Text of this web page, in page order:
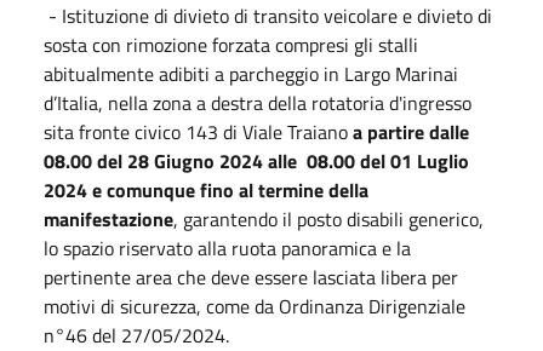
- Istituzione di divieto di transito veicolare e divieto di
sosta con rimozione forzata compresi gli stalli
abitualmente adibiti a parcheggio in Largo Marinai
d’Italia, nella zona a destra della rotatoria d'ingresso
sita fronte civico 143 di Viale Traianoa partire dalle
08.00 del 28 Giugno 2024 alle 08.00 del 01 Luglio
2024 e comunque fino al termine della
manifestazione, garantendo il posto disabili generico,
lo spazio riservato alla ruota panoramica e la
pertinente area che deve essere lasciata libera per
motivi di sicurezza, come da Ordinanza Dirigenziale
n°46 del 27/05/2024.